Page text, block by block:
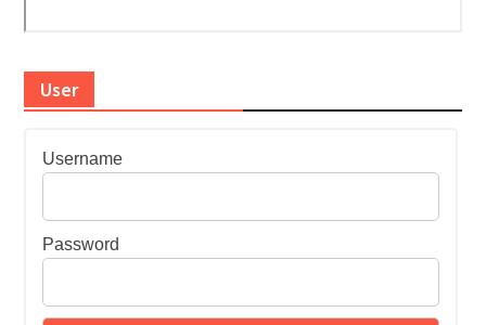
User
Username
Password